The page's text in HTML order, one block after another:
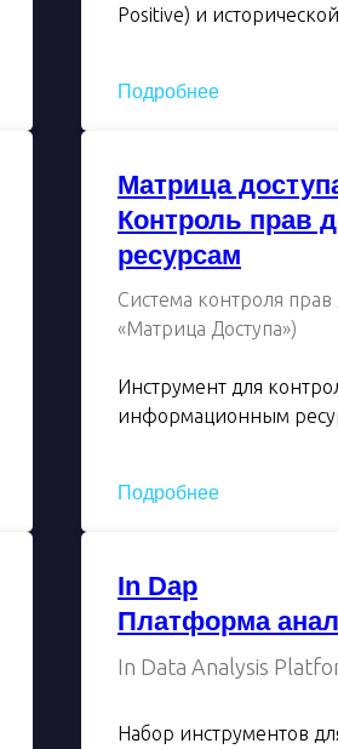
Positive) и
Подробнее
Матрица
Контроль прав
ресурсам
Система контроля
«Матрица Доступа»)
Инструмент для
информационным
Подробнее
In Dap
Платформа
In Data Analysis
Набор инструментов